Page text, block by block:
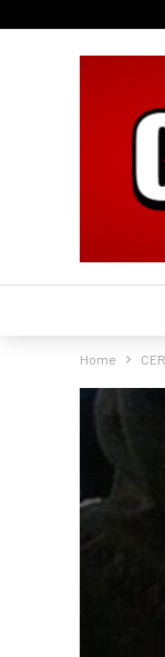
Home